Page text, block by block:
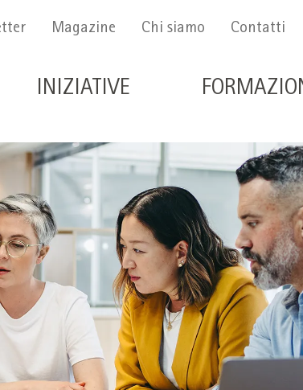
Magazine Chi siamo Contatti
Navigazione principale de
INIZIATIVE